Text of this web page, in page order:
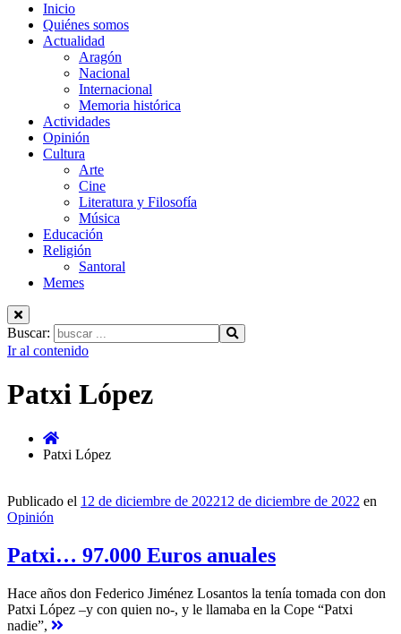
Inicio
Quiénes somos
Actualidad
Aragón
Nacional
Internacional
Memoria histórica
Actividades
Opinión
Cultura
Arte
Cine
Literatura y Filosofía
Música
Educación
Religión
Santoral
Memes
Buscar:
Ir al contenido
Patxi López
Patxi López
Publicado el 12 de diciembre de 202212 de diciembre de 2022 en
Opinión
Patxi… 97.000 Euros anuales
Hace años don Federico Jiménez Losantos la tenía tomada con don
Patxi López –y con quien no-, y le llamaba en la Cope “Patxi
nadie”,